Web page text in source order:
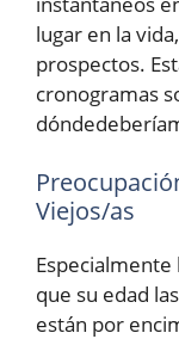
lugar en la
prospectos.
cronogramas
Viejos/as
que su edad
están por